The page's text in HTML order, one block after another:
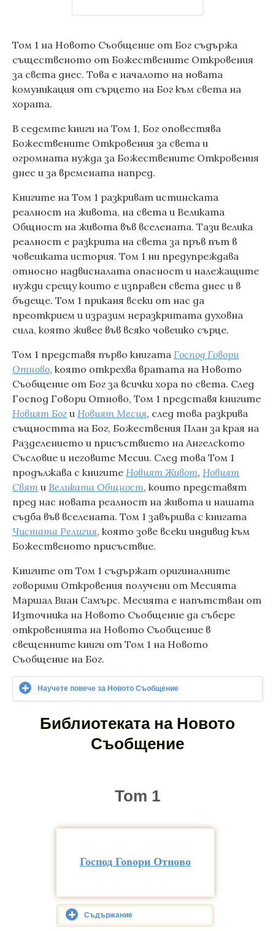
Том 1 на Новото Съобщение от Бог съдържа
същественото от Божествените Откровения
за света днес. Това е началото на новата
комуникация от сърцето на Бог към света на
хората.
В седемте книги на Том 1, Бог оповестява
Божествените Откровения за света и
огромната нужда за Божествените Откровения
днес и за времената напред.
Книгите на Том 1 разкриват истинската
реалност на живота, на света и Великата
Общност на живота във вселената. Тази велика
реалност е разкрита на света за пръв път в
човешката история. Том 1 ни предупреждава
относно надвисналата опасност и належащите
нужди срещу които е изправен света днес и в
бъдеще. Том 1 приканя всеки от нас да
преоткрием и изразим неразкритата духовна
сила, която живее във всяко човешко сърце.
Том 1 представя първо книгата Господ Говори
Отново, която открехва вратата на Новото
Съобщение от Бог за всички хора по света. След
Господ Говори Отново, Том 1 представя книгите
Новият Бог и Новият Месия, след това разкрива
същността на Бог, Божествения План за края на
Разделението и присъствието на Ангелското
Съсловие и неговите Месии. След това Том 1
продължава с книгите Новият Живот, Новият
Свят и Великата Общност, които представят
пред нас новата реалност на живота и нашата
съдба във вселената. Том 1 завършва с книгата
Чистата Религия, която зове всеки индивид към
Божественото присъствие.
Книгите от Том 1 съдържат оригиналните
говорими Откровения получени от Месията
Маршал Виан Самърс. Месията е напътстван от
Източника на Новото Съобщение да събере
откровенията на Новото Съобщение в
свещенните книги от Том 1 на Новото
Съобщение на Бог.
Научете повече за Новото Съобщение
Библиотеката на Новото
Съобщение
Tom 1
Господ Говори Отново
Съдържание